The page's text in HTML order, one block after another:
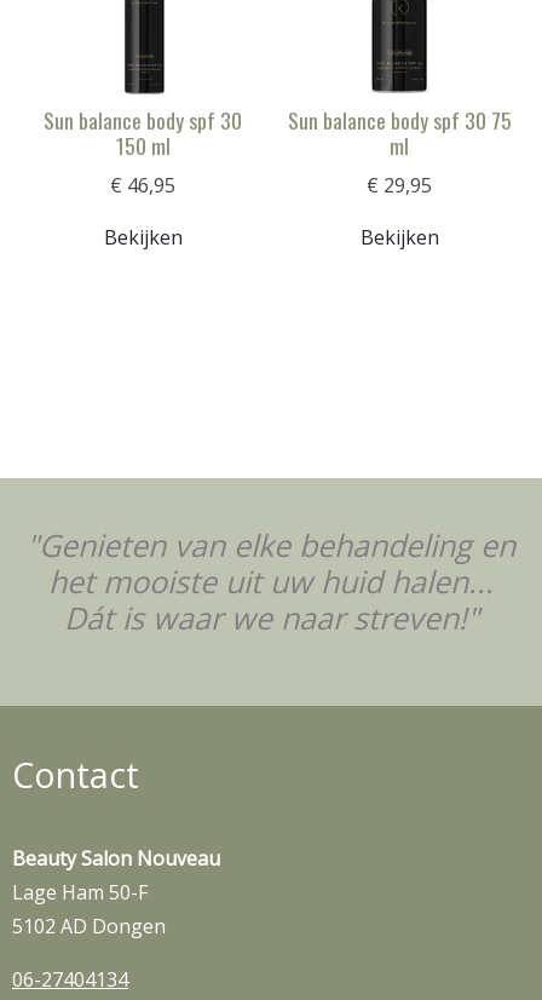
Sun balance body spf 30
150 ml
€ 46,95
Bekijken
Sun balance body spf 30 75
ml
€ 29,95
Bekijken
"Genieten van elke behandeling en
het mooiste uit uw huid halen...
Dát is waar we naar streven!"
Contact
Beauty Salon Nouveau
Lage Ham 50-F
5102 AD Dongen
06-27404134